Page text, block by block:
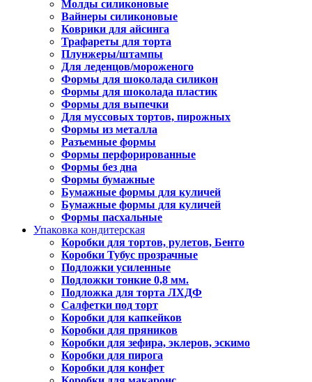
Молды силиконовые
Вайнеры силиконовые
Коврики для айсинга
Трафареты для торта
Плунжеры/штампы
Для леденцов/мороженого
Формы для шоколада силикон
Формы для шоколада пластик
Формы для выпечки
Для муссовых тортов, пирожных
Формы из металла
Разъемные формы
Формы перфорированные
Формы без дна
Формы бумажные
Бумажные формы для куличей
Бумажные формы для куличей
Формы пасхальные
Упаковка кондитерская
Коробки для тортов, рулетов, Бенто
Коробки Тубус прозрачные
Подложки усиленные
Подложки тонкие 0,8 мм.
Подложка для торта ЛХДФ
Салфетки под торт
Коробки для капкейков
Коробки для пряников
Коробки для зефира, эклеров, эскимо
Коробки для пирога
Коробки для конфет